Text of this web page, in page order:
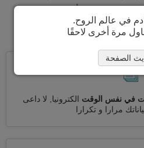
سقف واحد. تسريع
تأشيرة البحرين
في نفس الوقت الكترونيا, لا داعى
مرارا و تكرارا
في عالم الروح.
مرة أخرى لاحقًا
الصفحة